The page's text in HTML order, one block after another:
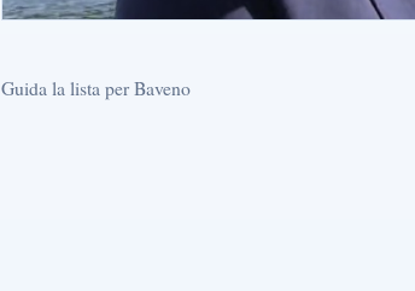
Guida la lista per Baveno